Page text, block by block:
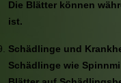
Die Blätter können
ist.
Schädlinge und
Schädlinge wie